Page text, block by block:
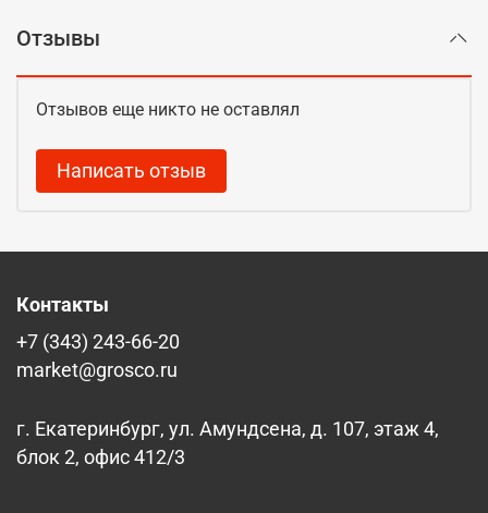
Отзывы
Отзывов еще никто не оставлял
Написать отзыв
Контакты
+7 (343) 243-66-20
market@grosco.ru
г. Екатеринбург, ул. Амундсена, д. 107, этаж 4,
блок 2, офис 412/3